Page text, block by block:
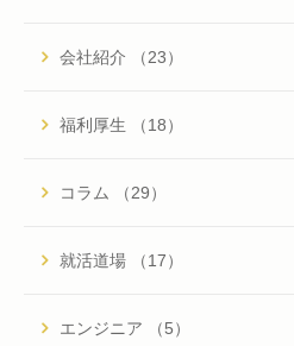
会社紹介 （23）
福利厚生 （18）
コラム （29）
就活道場 （17）
エンジニア （5）